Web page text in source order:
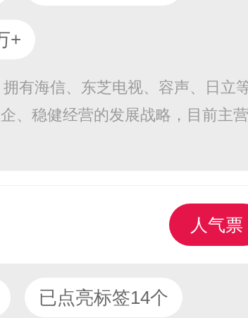
+
有海信、东芝电视、容声、日立
、稳健经营的发展战略，目前主
人气票
已点亮标签14个